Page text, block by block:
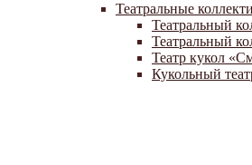
Театральные
Театральный
Театральный
Театр кукол
Кукольный